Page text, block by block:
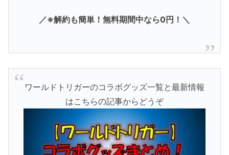
／※解約も簡単！無料期間中なら0円！＼
ワールドトリガーのコラボグッズ一覧と最新情報
はこちらの記事からどうぞ